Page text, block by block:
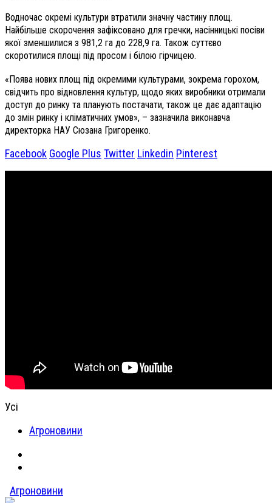
Водночас окремі культури втратили значну частину площ.
Найбільше скорочення зафіксовано для гречки, насінницькі посіви
якої зменшилися з 981,2 га до 228,9 га. Також суттєво
скоротилися площі під просом і білою гірчицею.
«Поява нових площ під окремими культурами, зокрема горохом,
свідчить про відновлення культур, щодо яких виробники отримали
доступ до ринку та планують постачати, також це дає адаптацію
до змін ринку і кліматичних умов», – зазначила виконавча
директорка НАУ Сюзана Григоренко.
Facebook Google Plus Twitter Linkedin Pinterest
Усі
Агроновини
Агроновини